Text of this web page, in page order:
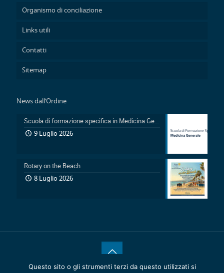
Organismo di conciliazione
Links utili
Contatti
Sitemap
News dall’Ordine
Scuola di formazione specifica in Medicina Generale 2026-2029: Pubblicazione avviso accesso in sovrannumero legge 401/2000 e avviso accesso degli Ufficiali Medici
9 Luglio 2026
Rotary on the Beach
8 Luglio 2026
Questo sito o gli strumenti terzi da questo utilizzati si